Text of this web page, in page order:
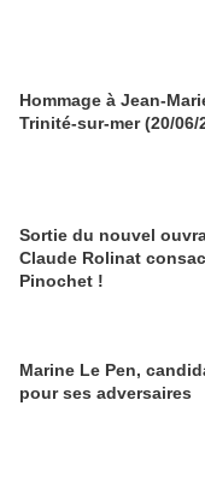
Hommage à Jean-
Trinité-sur-mer (20/06/
Sortie du nouvel
Claude Rolinat
Pinochet !
Marine Le Pen,
pour ses adversaires